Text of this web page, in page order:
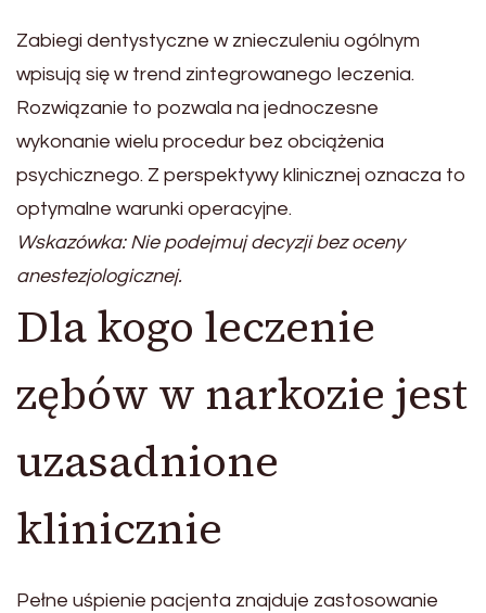
Zabiegi dentystyczne w znieczuleniu ogólnym
wpisują się w trend zintegrowanego leczenia.
Rozwiązanie to pozwala na jednoczesne
wykonanie wielu procedur bez obciążenia
psychicznego. Z perspektywy klinicznej oznacza to
optymalne warunki operacyjne.
Wskazówka: Nie podejmuj decyzji bez oceny
anestezjologicznej.
Dla kogo leczenie
zębów w narkozie jest
uzasadnione
klinicznie
Pełne uśpienie pacjenta znajduje zastosowanie